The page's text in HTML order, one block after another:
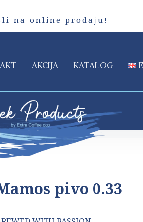
na online prodaju!
AKCIJA KATALOG
pivo 0.33